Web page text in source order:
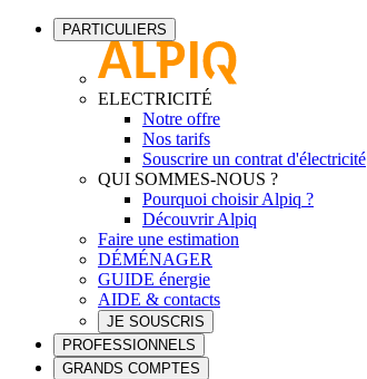
PARTICULIERS
ELECTRICITÉ
Notre offre
Nos tarifs
Souscrire un contrat d'électricité
QUI SOMMES-NOUS ?
Pourquoi choisir Alpiq ?
Découvrir Alpiq
Faire une estimation
DÉMÉNAGER
GUIDE énergie
AIDE & contacts
JE SOUSCRIS
PROFESSIONNELS
GRANDS COMPTES